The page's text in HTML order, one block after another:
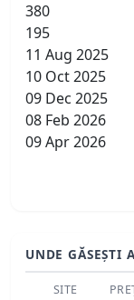
380
195
11 Aug 2025
10 Oct 2025
09 Dec 2025
08 Feb 2026
09 Apr 2026
UNDE GĂSEȘTI
SITE